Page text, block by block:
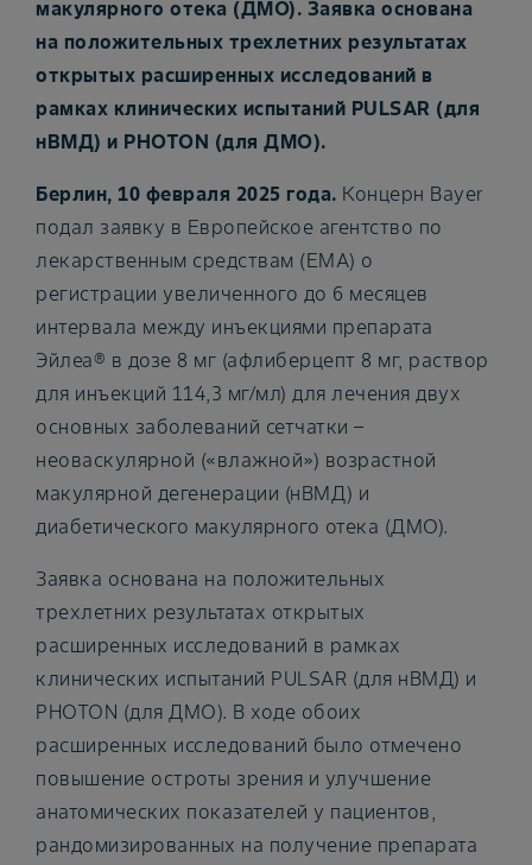
макулярного отека (ДМО). Заявка основана
на положительных трехлетних результатах
открытых расширенных исследований в
рамках клинических испытаний PULSAR (для
нВМД) и PHOTON (для ДМО).
Берлин, 10 февраля 2025 года. Концерн Bayer
подал заявку в Европейское агентство по
лекарственным средствам (EMA) о
регистрации увеличенного до 6 месяцев
интервала между инъекциями препарата
Эйлеа® в дозе 8 мг (афлиберцепт 8 мг, раствор
для инъекций 114,3 мг/мл) для лечения двух
основных заболеваний сетчатки –
неоваскулярной («влажной») возрастной
макулярной дегенерации (нВМД) и
диабетического макулярного отека (ДМО).
Заявка основана на положительных
трехлетних результатах открытых
расширенных исследований в рамках
клинических испытаний PULSAR (для нВМД) и
PHOTON (для ДМО). В ходе обоих
расширенных исследований было отмечено
повышение остроты зрения и улучшение
анатомических показателей у пациентов,
рандомизированных на получение препарата